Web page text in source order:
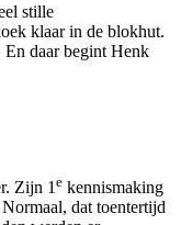
stille
klaar in de blokhut.
daar begint Henk
Zijn 1 e kennismaking
dat toentertijd